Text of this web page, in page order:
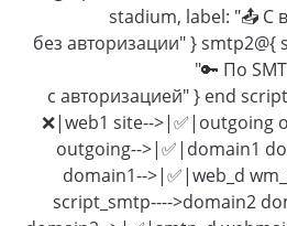
stadium, label: "📤 С
без авторизации" } smtp2@{
"🔑 По
с авторизацией" } end
❌|web1 site-->|✅|outgoing
outgoing-->|✅|domain1
domain1-->|✅|web_d
script_smtp---->domain2